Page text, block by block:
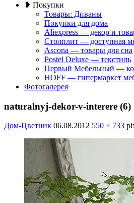
❥ Покупки
Товары: Диваны
Покупки для дома
Aliexpress — декор и
Столплит — доступная
Ascona — товары для сна
Postel Deluxe — текстиль
Первый Мебельный —
HOFF — гипермаркет
Фотогалерея
naturalnyj-dekor-v-interere (6)
Дом-Цветник 06.08.2012 550 × 733